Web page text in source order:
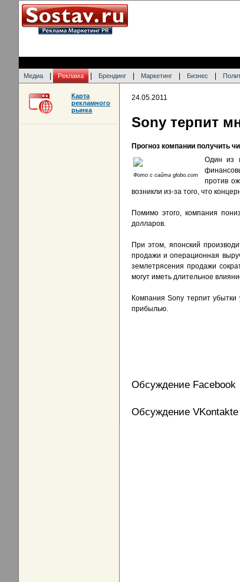
Медиа Реклама Брендинг Маркетинг Бизнес
24.05.2011
Sony терпит
Прогноз компании получить
Фото с сайта globo.com
Один из
против
возникли из-за того, что
Помимо этого, компания
долларов.
При этом, японский
продажи и операционная
землетрясения продажи
могут иметь длительное
Компания Sony терпит
прибылью.
Обсуждение Facebook
Обсуждение VKontakte
Карта
рекламного
рынка